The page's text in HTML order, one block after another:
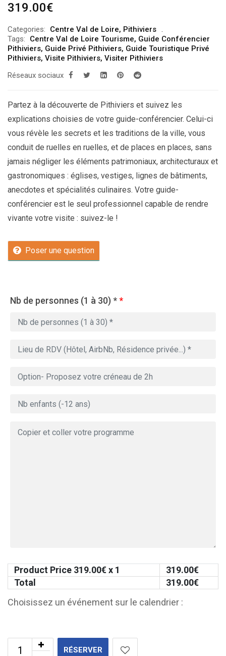
319.00€
Categories: Centre Val de Loire, Pithiviers
Tags:
Centre Val de Loire Tourisme, Guide Conférencier
Pithiviers, Guide Privé Pithiviers, Guide Touristique Privé
Pithiviers, Visite Pithiviers, Visiter Pithiviers
Réseaux sociaux
Partez à la découverte de Pithiviers et suivez les
explications choisies de votre guide-conférencier. Celui-ci
vous révèle les secrets et les traditions de la ville, vous
conduit de ruelles en ruelles, et de places en places, sans
jamais négliger les éléments patrimoniaux, architecturaux et
gastronomiques : églises, vestiges, lignes de bâtiments,
anecdotes et spécialités culinaires. Votre guide-
conférencier est le seul professionnel capable de rendre
vivante votre visite : suivez-le !
Poser une question
Nb de personnes (1 à 30) **
Product Price 319.00€ x 1 319.00€
Total
319.00€
Choisissez un événement sur le calendrier :
RÉSERVER